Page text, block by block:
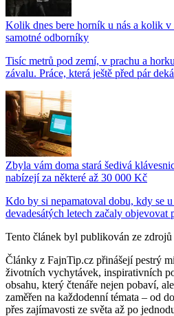
Kolik dnes bere horník u nás a kolik
samotné odborníky
Tisíc metrů pod zemí, v prachu a
závalu. Práce, která ještě před pár
Zbyla vám doma stará šedivá
nabízejí za některé až 30 000 Kč
Kdo by si nepamatoval dobu, kdy se u
devadesátých letech začaly objevovat
Tento článek byl publikován ze zdrojů
Články z FajnTip.cz přinášejí pestrý
životních vychytávek, inspirativních
obsahu, který čtenáře nejen pobaví,
zaměřen na každodenní témata – od
přes zajímavosti ze světa až po